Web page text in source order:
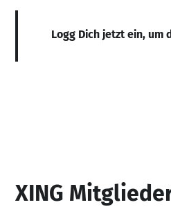
Logg Dich jetzt ein, um
XING